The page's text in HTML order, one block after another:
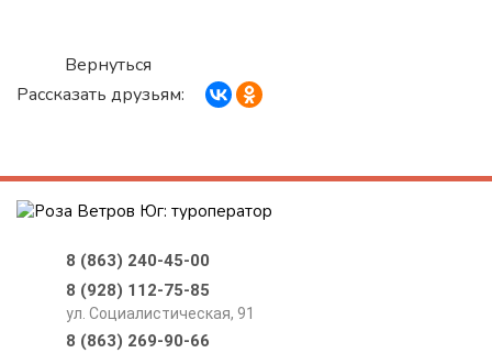
Вернуться
Рассказать друзьям:
8 (863) 240-45-00
8 (928) 112-75-85
ул. Социалистическая, 91
8 (863) 269-90-66